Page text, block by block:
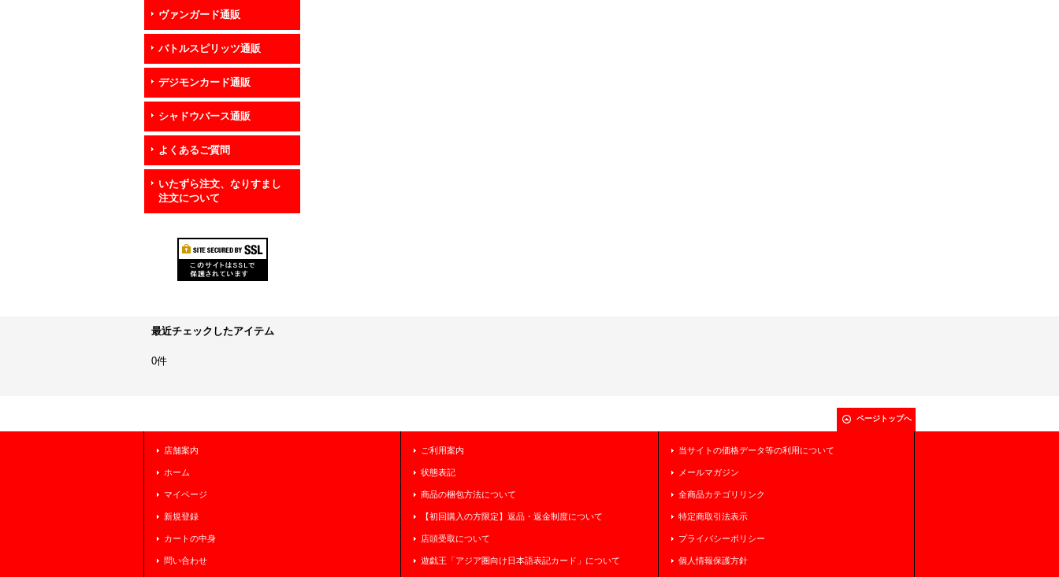
ヴァンガード通販
バトルスピリッツ通販
デジモンカード通販
シャドウバース通販
よくあるご質問
いたずら注文、なりすまし
注文について
最近チェックしたアイテム
0件
ページトップへ
店舗案内
ホーム
マイページ
新規登録
カートの中身
問い合わせ
ご利用案内
状態表記
商品の梱包方法について
【初回購入の方限定】返品・返金制度について
店頭受取について
遊戯王「アジア圏向け日本語表記カード」について
当サイトの価格データ等の利用について
メールマガジン
全商品カテゴリリンク
特定商取引法表示
プライバシーポリシー
個人情報保護方針